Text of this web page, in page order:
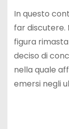
In questo
far discutere.
figura
deciso di
nella quale
emersi negli